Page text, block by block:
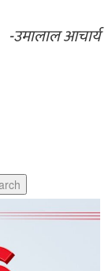
-उमालाल आचार्य